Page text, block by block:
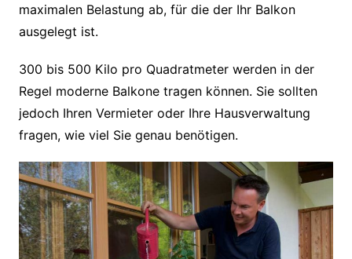
maximalen Belastung ab, für die der Ihr Balkon
ausgelegt ist.
300 bis 500 Kilo pro Quadratmeter werden in der
Regel moderne Balkone tragen können. Sie sollten
jedoch Ihren Vermieter oder Ihre Hausverwaltung
fragen, wie viel Sie genau benötigen.